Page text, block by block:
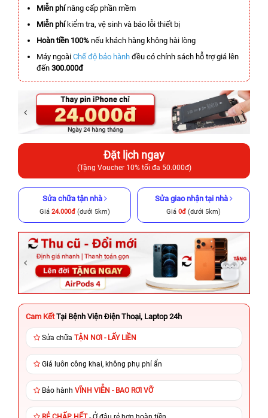
Miễn phínâng cấp phần mềm
Miễn phíkiểm tra, vệ sinh và báo lỗi thiết bị
Hoàn tiền 100% nếu khách hàng không hài lòng
Máy ngoài Chế độ bảo hành đều có chính sách hỗ trợ giá lên
đến 300.000đ
Đặt lịch ngay
(Tặng Voucher 10% tối đa 50.000đ)
Sửa chữa tận nhà
Giá 24.000đ(dưới 5km)
Sửa giao nhận tại nhà
Giá 0đ (dưới 5km)
Cam Kết Tại Bệnh Viện Điện Thoại, Laptop 24h
Sửa chữa TẬN NƠI - LẤY LIỀN
Giá luôn công khai, không phụ phí ẩn
Bảo hành VĨNH VIỄN - BAO RƠI VỠ